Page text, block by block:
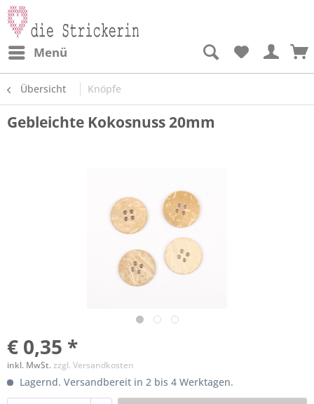
Menü
Übersicht Knöpfe
Gebleichte Kokosnuss 20mm
€ 0,35 *
inkl. MwSt.zzgl. Versandkosten
Lagernd. Versandbereit in 2 bis 4 Werktagen.